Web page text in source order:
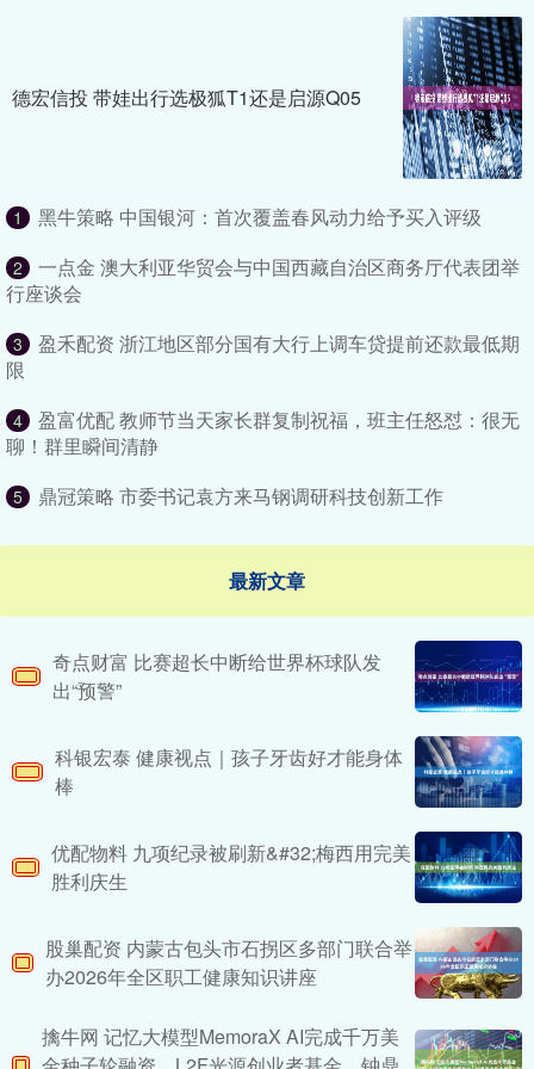
德宏信投 带娃出行选极狐T1还是启源Q05
1 黑牛策略 中国银河：首次覆盖春风动力给予买入评级
2
一点金 澳大利亚华贸会与中国西藏自治区商务厅代表团举
行座谈会
3
盈禾配资 浙江地区部分国有大行上调车贷提前还款最低期
限
4
盈富优配 教师节当天家长群复制祝福，班主任怒怼：很无
聊！群里瞬间清静
5 鼎冠策略 市委书记袁方来马钢调研科技创新工作
最新文章
奇点财富 比赛超长中断给世界杯球队发
出“预警”
科银宏泰 健康视点｜孩子牙齿好才能身体
棒
优配物料 九项纪录被刷新&#32;梅西用完美
胜利庆生
股巢配资 内蒙古包头市石拐区多部门联合举
办2026年全区职工健康知识讲座
擒牛网 记忆大模型MemoraX AI完成千万美